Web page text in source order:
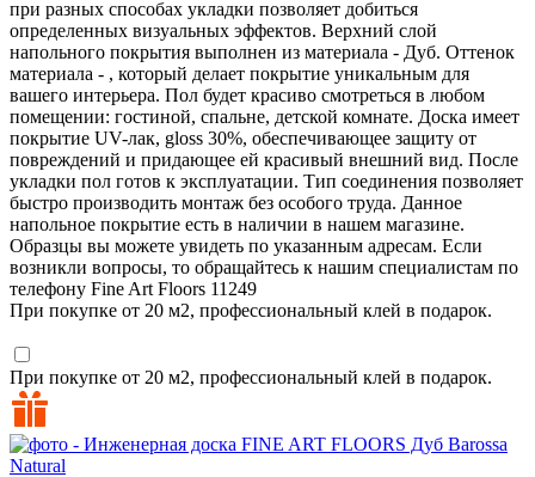
при разных способах укладки позволяет добиться
определенных визуальных эффектов. Верхний слой
напольного покрытия выполнен из материала - Дуб. Оттенок
материала - , который делает покрытие уникальным для
вашего интерьера. Пол будет красиво смотреться в любом
помещении: гостиной, спальне, детской комнате. Доска имеет
покрытие UV-лак, gloss 30%, обеспечивающее защиту от
повреждений и придающее ей красивый внешний вид. После
укладки пол готов к эксплуатации. Тип соединения позволяет
быстро производить монтаж без особого труда. Данное
напольное покрытие есть в наличии в нашем магазине.
Образцы вы можете увидеть по указанным адресам. Если
возникли вопросы, то обращайтесь к нашим специалистам по
телефону Fine Art Floors 11249
При покупке от 20 м2, профессиональный клей в подарок.
При покупке от 20 м2, профессиональный клей в подарок.